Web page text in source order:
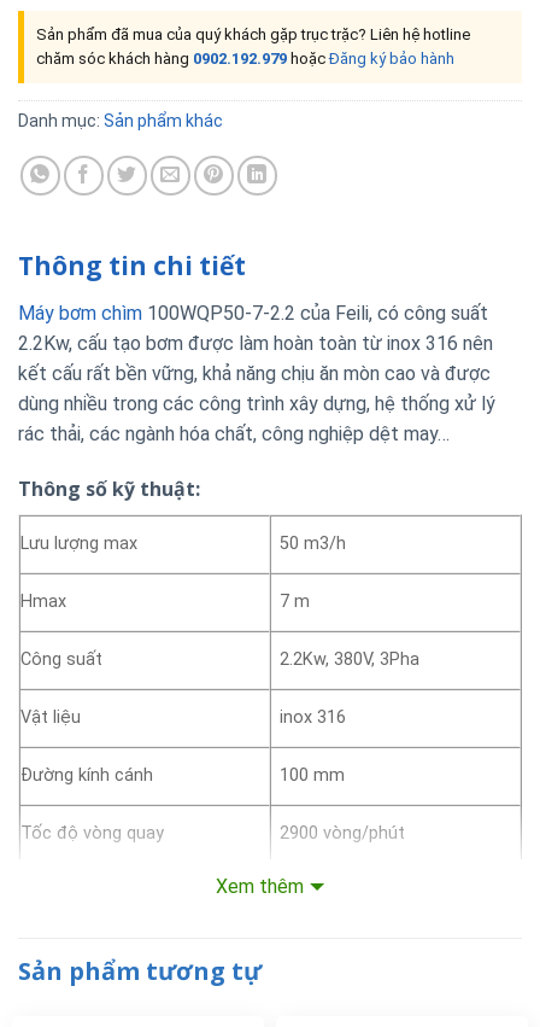
Sản phẩm đã mua của quý khách gặp trục trặc? Liên hệ hotline
chăm sóc khách hàng 0902.192.979 hoặcĐăng ký bảo hành
Danh mục: Sản phẩm khác
Thông tin chi tiết
Máy bơm chìm 100WQP50-7-2.2 của Feili, có công suất
2.2Kw, cấu tạo bơm được làm hoàn toàn từ inox 316 nên
kết cấu rất bền vững, khả năng chịu ăn mòn cao và được
dùng nhiều trong các công trình xây dựng, hệ thống xử lý
rác thải, các ngành hóa chất, công nghiệp dệt may…
Thông số kỹ thuật:
Lưu lượng max 50 m3/h
Hmax 7 m
Công suất 2.2Kw, 380V, 3Pha
Vật liệu inox 316
Đường kính cánh 100 mm
Tốc độ vòng quay 2900 vòng/phút
WQ – Đài Loan
Xem thêm
Sản phẩm tương tự